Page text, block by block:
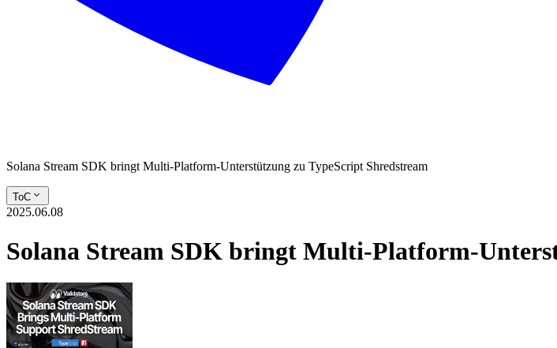
Solana Stream SDK bringt Multi-Platform-Unterstützung zu TypeScript Shredstream
ToC
2025.06.08
Solana Stream SDK bringt Multi-Platform-